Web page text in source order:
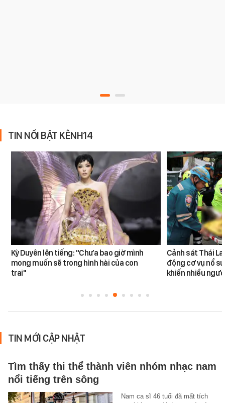
TIN NỔI BẬT KÊNH14
Kỳ Duyên lên tiếng: "Chưa bao giờ mình
mong muốn sẽ trong hình hài của con
trai"
Cảnh sát Thái
động cơ vụ nổ
khiến nhiều
TIN MỚI CẬP NHẬT
Tìm thấy thi thể thành viên nhóm nhạc nam
nổi tiếng trên sông
Nam ca sĩ 46 tuổi đã mất tích